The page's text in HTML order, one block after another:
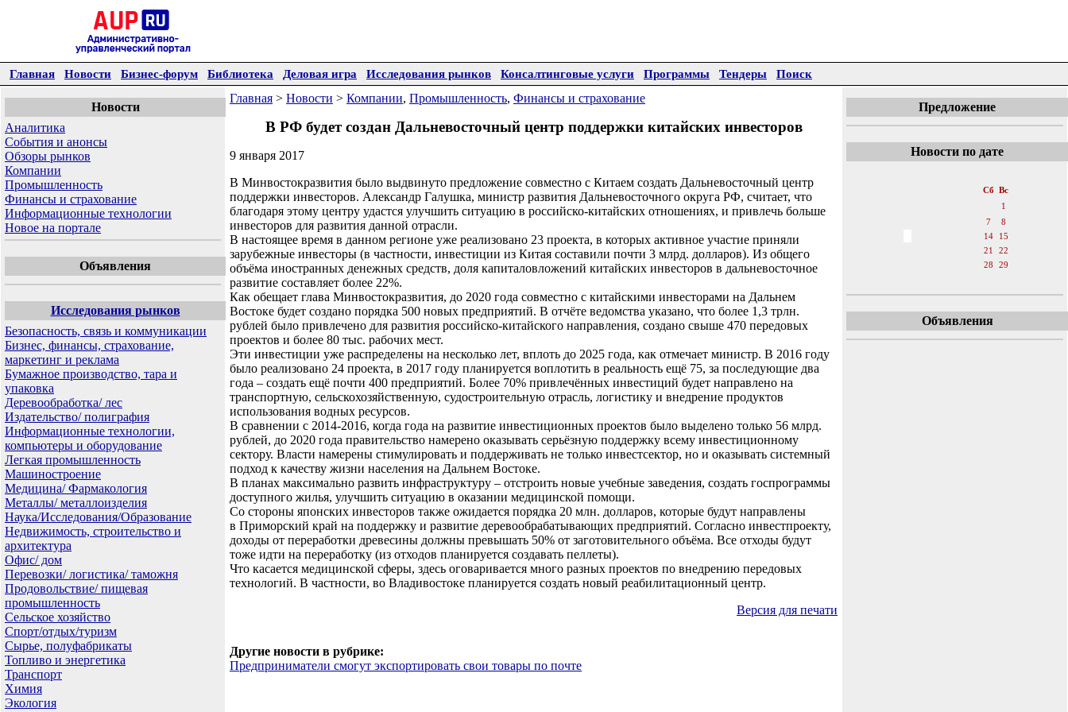
Главная Новости Бизнес-форум Библиотека Деловая игра Исследования рынков Консалтинговые услуги Программы Тендеры Поиск
Новости
Аналитика
События и анонсы
Обзоры рынков
Компании
Промышленность
Финансы и страхование
Информационные технологии
Новое на портале
Объявления
Исследования рынков
Безопасность, связь и коммуникации
Бизнес, финансы, страхование,
маркетинг и реклама
Бумажное производство, тара и
упаковка
Деревообработка/ лес
Издательство/ полиграфия
Информационные технологии,
компьютеры и оборудование
Легкая промышленность
Машиностроение
Медицина/ Фармакология
Металлы/ металлоизделия
Наука/Исследования/Образование
Недвижимость, строительство и
архитектура
Офис/ дом
Перевозки/ логистика/ таможня
Продовольствие/ пищевая
промышленность
Сельское хозяйство
Спорт/отдых/туризм
Сырье, полуфабрикаты
Топливо и энергетика
Транспорт
Химия
Экология
Главная > Новости > Компании, Промышленность, Финансы и страхование
В РФ будет создан Дальневосточный центр поддержки китайских инвесторов
9 января 2017
В Минвостокразвития было выдвинуто предложение совместно с Китаем создать Дальневосточный центр
поддержки инвесторов. Александр Галушка, министр развития Дальневосточного округа РФ, считает, что
благодаря этому центру удастся улучшить ситуацию в российско-китайских отношениях, и привлечь больше
инвесторов для развития данной отрасли.
В настоящее время в данном регионе уже реализовано 23 проекта, в которых активное участие приняли
зарубежные инвесторы (в частности, инвестиции из Китая составили почти 3 млрд. долларов). Из общего
объёма иностранных денежных средств, доля капиталовложений китайских инвесторов в дальневосточное
развитие составляет более 22%.
Как обещает глава Минвостокразвития, до 2020 года совместно с китайскими инвесторами на Дальнем
Востоке будет создано порядка 500 новых предприятий. В отчёте ведомства указано, что более 1,3 трлн.
рублей было привлечено для развития российско-китайского направления, создано свыше 470 передовых
проектов и более 80 тыс. рабочих мест.
Эти инвестиции уже распределены на несколько лет, вплоть до 2025 года, как отмечает министр. В 2016 году
было реализовано 24 проекта, в 2017 году планируется воплотить в реальность ещё 75, за последующие два
года – создать ещё почти 400 предприятий. Более 70% привлечённых инвестиций будет направлено на
транспортную, сельскохозяйственную, судостроительную отрасль, логистику и внедрение продуктов
использования водных ресурсов.
В сравнении с 2014-2016, когда года на развитие инвестиционных проектов было выделено только 56 млрд.
рублей, до 2020 года правительство намерено оказывать серьёзную поддержку всему инвестиционному
сектору. Власти намерены стимулировать и поддерживать не только инвестсектор, но и оказывать системный
подход к качеству жизни населения на Дальнем Востоке.
В планах максимально развить инфраструктуру – отстроить новые учебные заведения, создать госпрограммы
доступного жилья, улучшить ситуацию в оказании медицинской помощи.
Со стороны японских инвесторов также ожидается порядка 20 млн. долларов, которые будут направлены
в Приморский край на поддержку и развитие деревообрабатывающих предприятий. Согласно инвестпроекту,
доходы от переработки древесины должны превышать 50% от заготовительного объёма. Все отходы будут
тоже идти на переработку (из отходов планируется создавать пеллеты).
Что касается медицинской сферы, здесь оговаривается много разных проектов по внедрению передовых
технологий. В частности, во Владивостоке планируется создать новый реабилитационный центр.
Версия для печати
Другие новости в рубрике:
Предприниматели смогут экспортировать свои товары по почте
Предложение
Новости по дате
Сб Вс
1
7
8
14
15
21
22
28
29
Объявления